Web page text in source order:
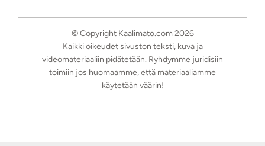
© Copyright Kaalimato.com 2026
Kaikki oikeudet sivuston teksti, kuva ja
videomateriaaliin pidätetään. Ryhdymme juridisiin
toimiin jos huomaamme, että materiaaliamme
käytetään väärin!